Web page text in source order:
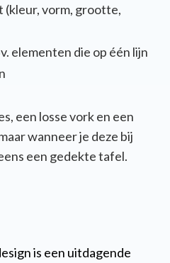
(kleur, vorm, grootte,
elementen die op één lijn
een losse vork en een
wanneer je deze bij
een gedekte tafel.
is een uitdagende